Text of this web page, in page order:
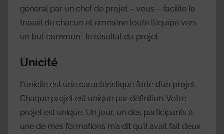
général par un chef de projet – vous – facilite le
travail de chacun et emmène toute l’équipe vers
un but commun : le résultat du projet.
Unicité
L’unicité est une caractéristique forte d’un projet.
Chaque projet est unique par définition. Votre
projet est unique. Un jour, un des participants à
une de mes formations m’a dit qu’il avait fait deux